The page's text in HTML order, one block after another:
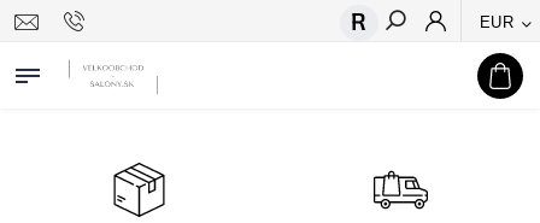
EUR
Hľadať